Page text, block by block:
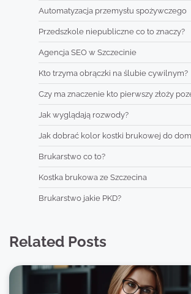
Automatyzacja przemysłu spożywczego
Przedszkole niepubliczne co to znaczy?
Agencja SEO w Szczecinie
Kto trzyma obrączki na ślubie cywilnym?
Czy ma znaczenie kto pierwszy złoży
Jak wyglądają rozwody?
Jak dobrać kolor kostki brukowej do
Brukarstwo co to?
Kostka brukowa ze Szczecina
Brukarstwo jakie PKD?
Related Posts